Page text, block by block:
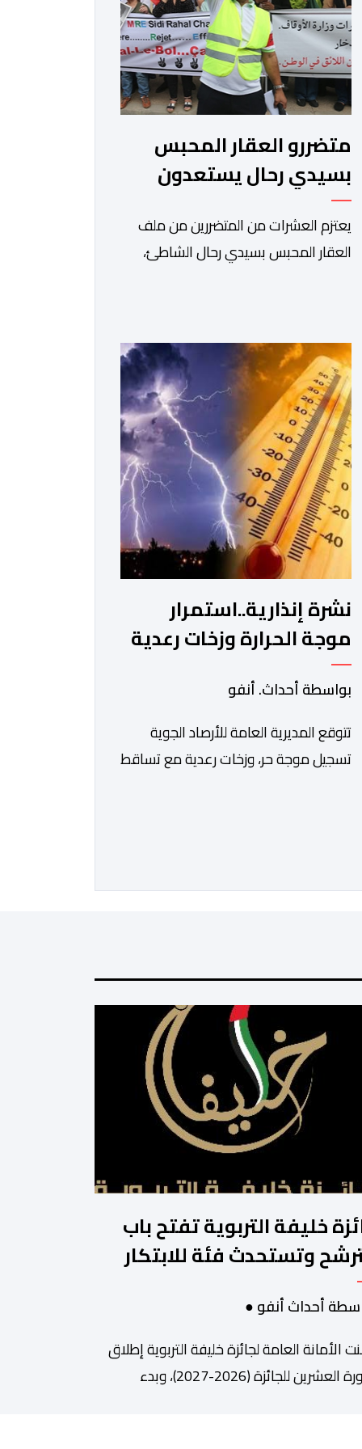
متضررو العقار المحبس
بسيدي رحال يستعدون
للاحتجاج أمام وزارة
الأوقاف
يعتزم العشرات من المتضررين من ملف
العقار المحبس بسيدي رحال الشاطئ،
احتجاجية سلمية أمام الملحقة الإدارية
لوزارة الأوقاف والشؤون الإسلامية بحي
حسان بالرباط، وذلك للمطالبة بتسوية هذا
الملف الذي ظل عالقا لسنوات طويلة وأثار
استياء واسعا في صفوف أبناء […]
نشرة إنذارية..استمرار
موجة الحرارة وزخات رعدية
من اليوم الجمعة إلى الأحد
بواسطة أحداث. أنفو
تتوقع المديرية العامة للأرصاد الجوية
تسجيل موجة حر، وزخات رعدية مع تساقط
“برتقالي”، أنه من المرتقب تسجيل موجة
خليفة التربوية تفتح باب
وتستحدث فئة للابتكار
الاصطناعي
أحداث أنفو ●
الأمانة العامة لجائزة خليفة التربوية إطلاق
الدورة العشرين للجائزة (2026-2027)، وبدء